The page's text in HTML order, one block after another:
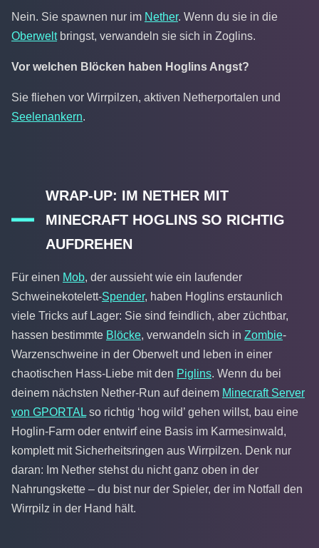
Nein. Sie spawnen nur im Nether. Wenn du sie in die
Oberweltbringst, verwandeln sie sich in Zoglins.
Vor welchen Blöcken haben Hoglins Angst?
Sie fliehen vor Wirrpilzen, aktiven Netherportalen und
Seelenankern.
WRAP-UP: IM NETHER MIT
MINECRAFT HOGLINS SO RICHTIG
AUFDREHEN
Für einen Mob, der aussieht wie ein laufender
Schweinekotelett-Spender, haben Hoglins erstaunlich
viele Tricks auf Lager: Sie sind feindlich, aber züchtbar,
hassen bestimmte Blöcke, verwandeln sich in Zombie-
Warzenschweine in der Oberwelt und leben in einer
chaotischen Hass-Liebe mit den Piglins. Wenn du bei
deinem nächsten Nether-Run auf deinem Minecraft Server
von GPORTAL so richtig ‘hog wild’ gehen willst, bau eine
Hoglin-Farm oder entwirf eine Basis im Karmesinwald,
komplett mit Sicherheitsringen aus Wirrpilzen. Denk nur
daran: Im Nether stehst du nicht ganz oben in der
Nahrungskette – du bist nur der Spieler, der im Notfall den
Wirrpilz in der Hand hält.